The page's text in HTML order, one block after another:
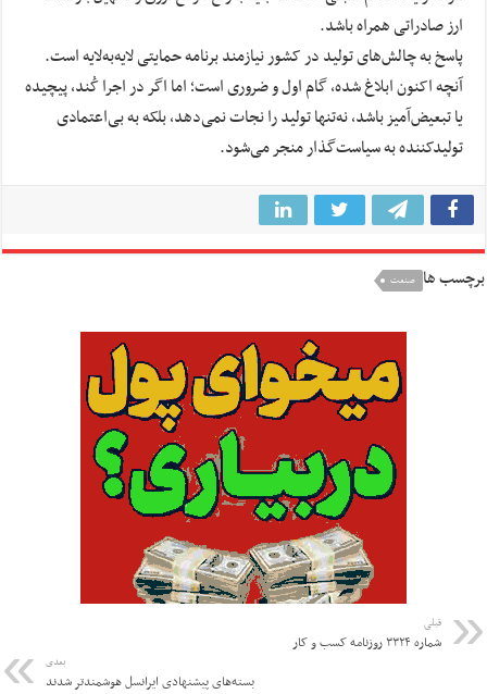
ارز صادراتی همراه باشد.
پاسخ به چالش‌های تولید در کشور نیازمند برنامه حمایتی لایه‌به‌لایه است.
آنچه اکنون ابلاغ شده، گام اول و ضروری است؛ اما اگر در اجرا کُند، پیچیده
یا تبعیض‌آمیز باشد، نه‌تنها تولید را نجات نمی‌دهد، بلکه به بی‌اعتمادی
تولیدکننده به سیاست‌گذار منجر می‌شود.
برچسب ها صنعت
قبلی
شماره ۳۳۲۴ روزنامه کسب و کار
بعدی
بسته‌های پیشنهادی ایرانسل هوشمندتر شدند